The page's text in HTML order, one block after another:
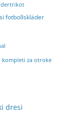
fotbollskläder
kompleti za otroke
dresi